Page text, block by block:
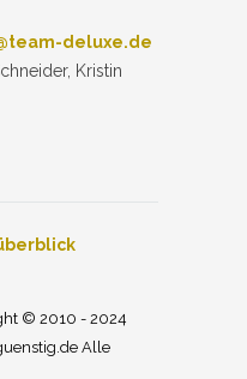
deluxe.de
Kristin
© 2010 - 2024
Alle